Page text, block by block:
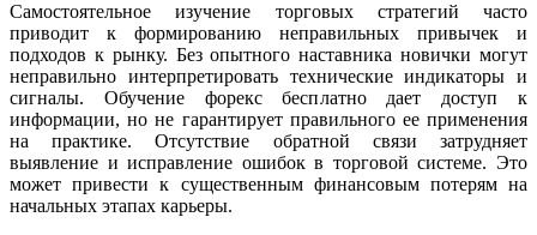
Самостоятельное изучение торговых стратегий часто
приводит к формированию неправильных привычек и
подходов к рынку. Без опытного наставника новички могут
неправильно интерпретировать технические индикаторы и
сигналы. Обучение форекс бесплатно дает доступ к
информации, но не гарантирует правильного ее применения
на практике. Отсутствие обратной связи затрудняет
выявление и исправление ошибок в торговой системе. Это
может привести к существенным финансовым потерям на
начальных этапах карьеры.